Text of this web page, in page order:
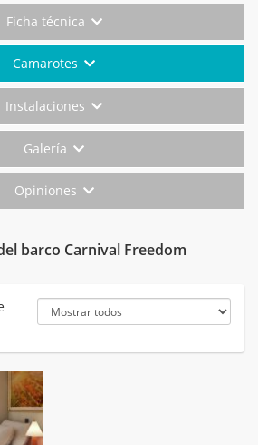
Ficha técnica
Camarotes
Instalaciones
Galería
Opiniones
barco Carnival Freedom